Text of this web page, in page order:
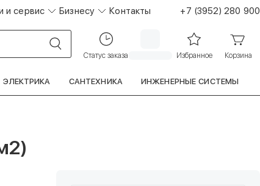
и сервис Бизнесу Контакты +7 (3952) 280 900
Статус заказа Избранное Корзина
ЭЛЕКТРИКА САНТЕХНИКА ИНЖЕНЕРНЫЕ СИСТЕМЫ